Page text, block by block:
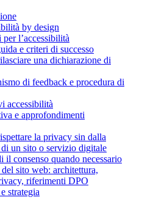
by design
l’accessibilità
e criteri di successo
una dichiarazione di
di feedback e procedura di
accessibilità
e approfondimenti
la privacy sin dalla
un sito o servizio digitale
il consenso quando necessario
sito web: architettura,
riferimenti DPO
strategia